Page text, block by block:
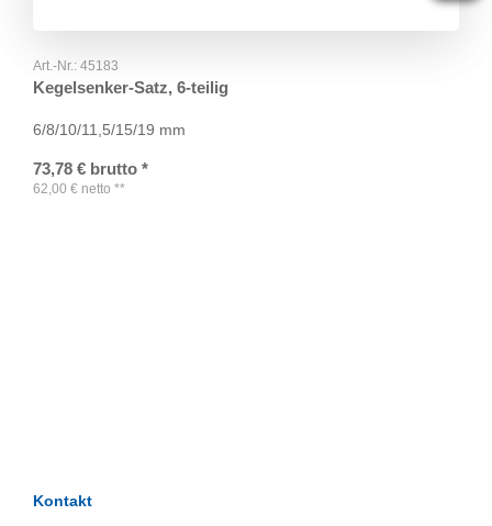
Art.-Nr.: 45183
Kegelsenker-Satz, 6-teilig
6/8/10/11,5/15/19 mm
73,78 € brutto *
62,00 € netto **
Kontakt